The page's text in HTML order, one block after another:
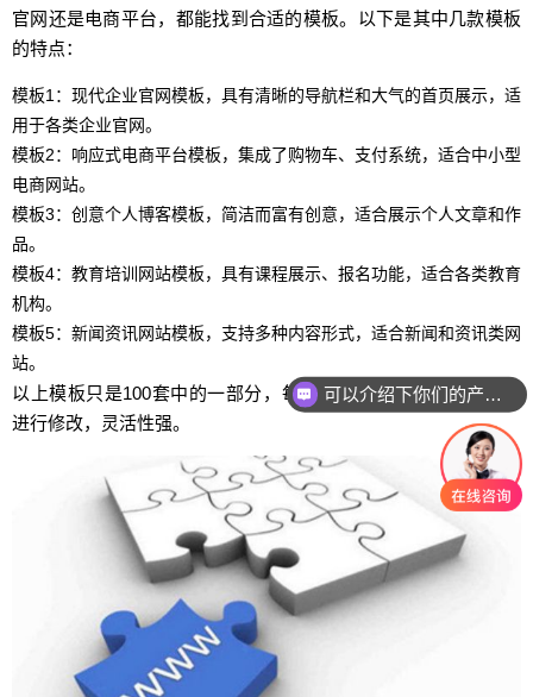
官网还是电商平台，都能找到合适的模板。以下是其中几款模板
的特点：
模板1：现代企业官网模板，具有清晰的导航栏和大气的首页展示，适
用于各类企业官网。
模板2：响应式电商平台模板，集成了购物车、支付系统，适合中小型
电商网站。
模板3：创意个人博客模板，简洁而富有创意，适合展示个人文章和作
品。
模板4：教育培训网站模板，具有课程展示、报名功能，适合各类教育
机构。
模板5：新闻资讯网站模板，支持多种内容形式，适合新闻和资讯类网
站。
以上模板只是100套中的一部分，每个模板都可以根据具体需求
进行修改，灵活性强。
可以介绍下你们的产品么